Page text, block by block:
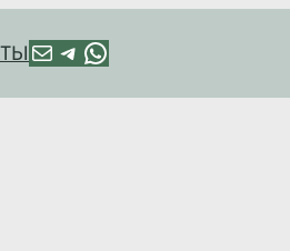
ПОЧТА TELEGRAM HTTPS://WA.ME/+79128918544